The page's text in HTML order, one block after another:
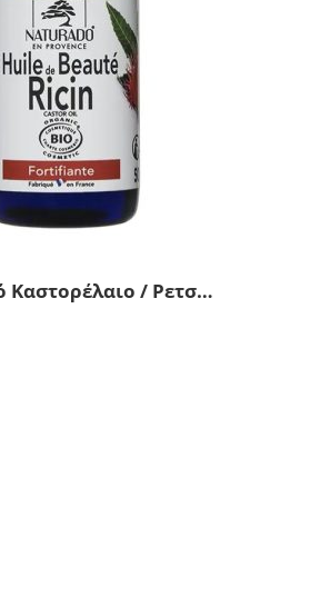
Βιολογικό Καστορέλαιο / Ρετσινόλαδο – Naturado 50ml